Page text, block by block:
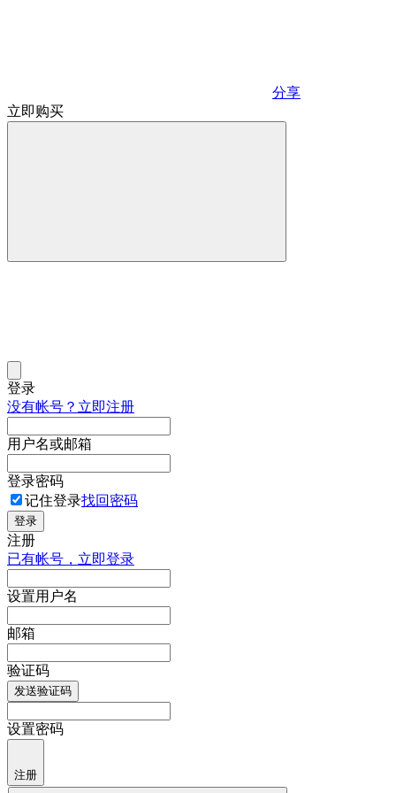
分享
立即购买
登录
没有帐号？立即注册
用户名或邮箱
登录密码
记住登录找回密码
登录
注册
已有帐号，立即登录
设置用户名
邮箱
验证码
发送验证码
设置密码
注册